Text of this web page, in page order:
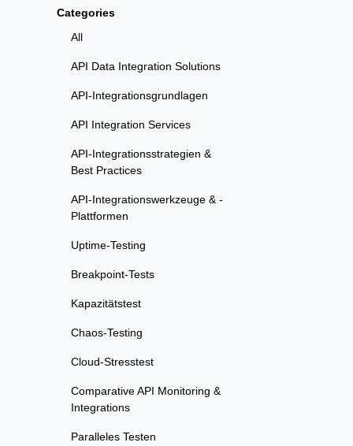
Categories
All
API Data Integration Solutions
API-Integrationsgrundlagen
API Integration Services
API-Integrationsstrategien &
Best Practices
API-Integrationswerkzeuge & -
Plattformen
Uptime-Testing
Breakpoint-Tests
Kapazitätstest
Chaos-Testing
Cloud-Stresstest
Comparative API Monitoring &
Integrations
Paralleles Testen